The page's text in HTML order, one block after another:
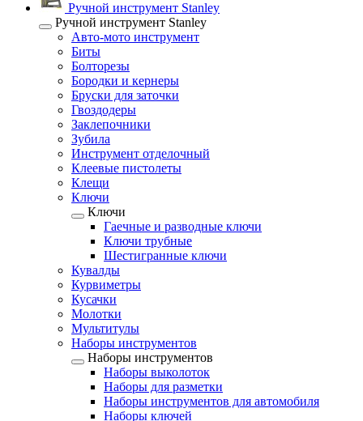
Ручной инструмент Stanley
Ручной инструмент Stanley
Авто-мото инструмент
Биты
Болторезы
Бородки и кернеры
Бруски для заточки
Гвоздодеры
Заклепочники
Зубила
Инструмент отделочный
Клеевые пистолеты
Клещи
Ключи
Ключи
Гаечные и разводные ключи
Ключи трубные
Шестигранные ключи
Кувалды
Курвиметры
Кусачки
Молотки
Мультитулы
Наборы инструментов
Наборы инструментов
Наборы выколоток
Наборы для разметки
Наборы инструментов для автомобиля
Наборы ключей